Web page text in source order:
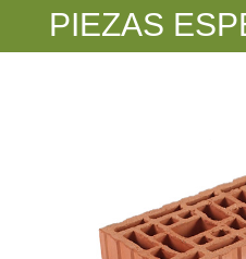
PIEZAS